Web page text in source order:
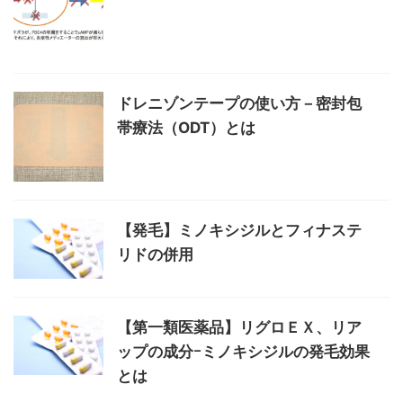
ドレニゾンテープの使い方－密封包
帯療法（ODT）とは
【発毛】ミノキシジルとフィナステ
リドの併用
【第一類医薬品】リグロＥＸ、リア
ップの成分ｰミノキシジルの発毛効果
とは